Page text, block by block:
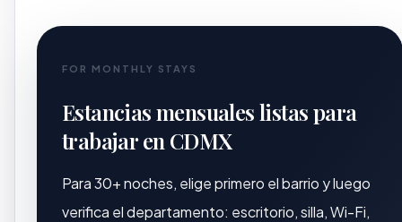
FOR MONTHLY STAYS
Estancias mensuales listas para
trabajar en CDMX
Para 30+ noches, elige primero el barrio y luego
verifica el departamento: escritorio, silla, Wi-Fi,